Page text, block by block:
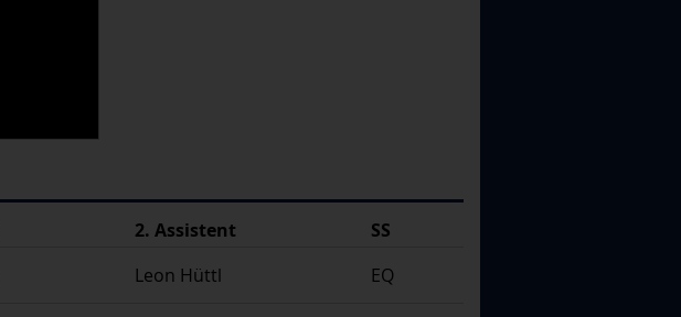
2. Assistent
SS
Leon Hüttl EQ